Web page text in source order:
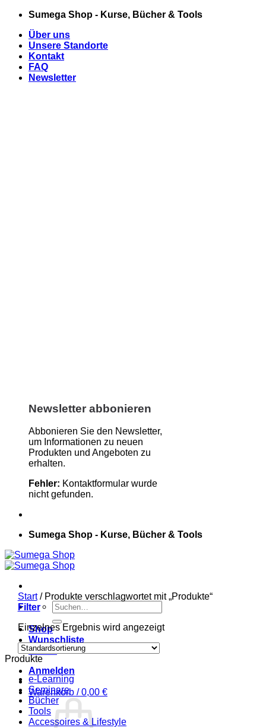
Zum
springen
Sumega Shop - Kurse, Bücher & Tools
Über uns
Unsere Standorte
Kontakt
FAQ
Newsletter
Newsletter abbonieren
Abbonieren Sie den Newsletter,
um Informationen zu neuen
Produkten und Angeboten zu
erhalten.
Fehler: Kontaktformular wurde
nicht gefunden.
Sumega Shop - Kurse, Bücher & Tools
Suchen
nach:
Shop
Wunschliste
Kasse
Anmelden
Warenkorb /0,00 €
Start /Produkte verschlagwortet mit „Produkte“
Filter
Einzelnes Ergebnis wird angezeigt
Produkte
e-Learning
Seminare
Bücher
Tools
Accessoires & Lifestyle